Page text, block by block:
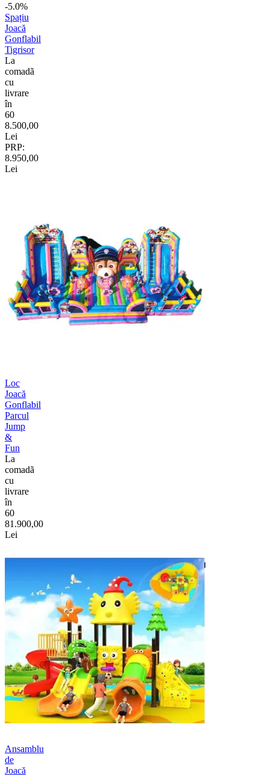
-5.0%
Spațiu
Joacă
Gonflabil
Tigrisor
La
comadã
cu
livrare
în
60
8.500,00
Lei
PRP:
8.950,00
Lei
Loc
Joacă
Gonflabil
Parcul
Jump
&
Fun
La
comadã
cu
livrare
în
60
81.900,00
Lei
Ansamblu
de
Joacă